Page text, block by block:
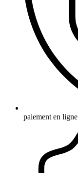
paiement en